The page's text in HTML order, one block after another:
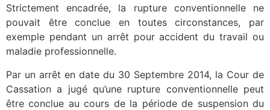
Strictement encadrée, la rupture conventionnelle ne
pouvait être conclue en toutes circonstances, par
exemple pendant un arrêt pour accident du travail ou
maladie professionnelle.
Par un arrêt en date du 30 Septembre 2014, la Cour de
Cassation a jugé qu’une rupture conventionnelle peut
être conclue au cours de la période de suspension du